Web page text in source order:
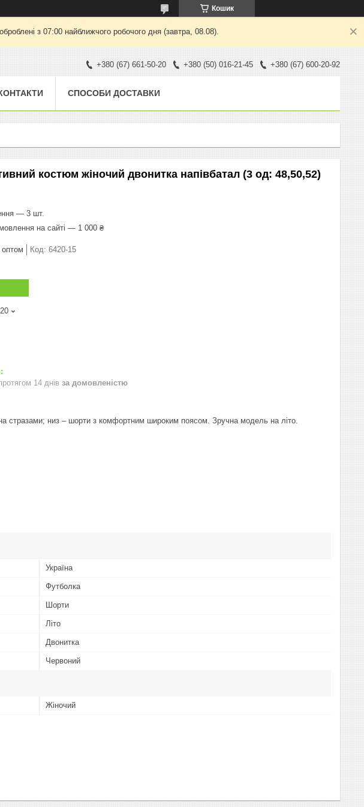
Кошик
з 07:00 найближчого робочого дня (завтра, 08.08).
+380 (67) 661-50-20 +380 (50) 016-21-45 +380 (67) 600-20-92
СПОСОБИ ДОСТАВКИ
костюм жіночий двонитка напівбатал (3 од: 48,50,52)
— 3 шт.
на сайті — 1 000 ₴
оптом Код: 6420-15
14 днів за домовленістю
стразами; низ – шорти з комфортним широким поясом. Зручна модель на літо.
Україна
Футболка
Шорти
Літо
Двонитка
Червоний
Жіночий